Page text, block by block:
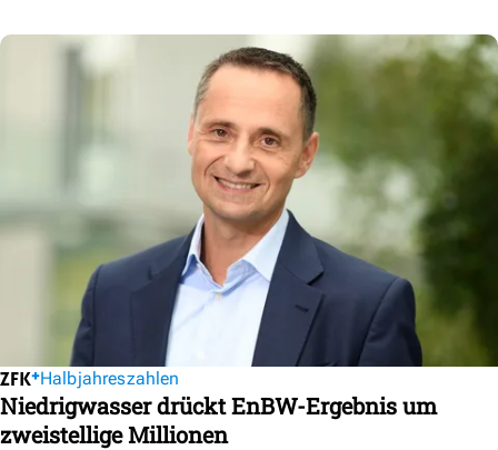
Halbjahreszahlen
Niedrigwasser drückt EnBW-Ergebnis um
zweistellige Millionen